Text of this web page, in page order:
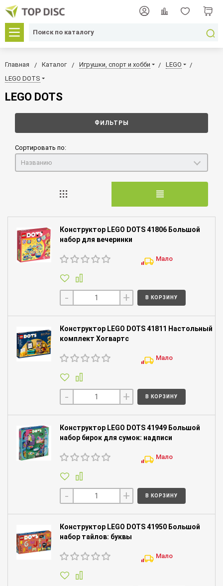
Главная Каталог Игрушки, спорт и хобби
LEGO
LEGO DOTS
LEGO DOTS
ФИЛЬТРЫ
Сортировать по:
Названию
Конструктор LEGO DOTS 41806 Большой
набор для вечеринки
Мало
- + В КОРЗИНУ
Конструктор LEGO DOTS 41811 Настольный
комплект Хогвартс
Мало
- + В КОРЗИНУ
Конструктор LEGO DOTS 41949 Большой
набор бирок для сумок: надписи
Мало
- + В КОРЗИНУ
Конструктор LEGO DOTS 41950 Большой
набор тайлов: буквы
Мало